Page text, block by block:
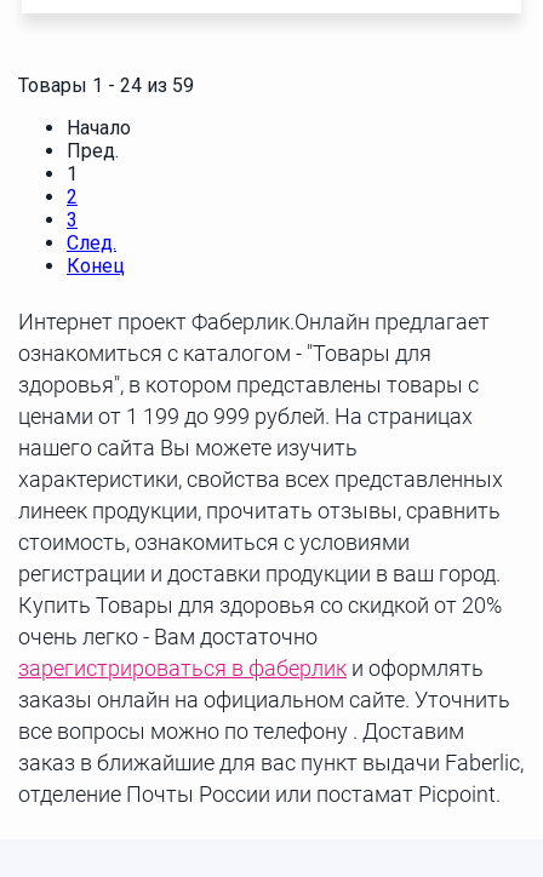
Товары 1 - 24 из 59
Начало
Пред.
1
2
3
След.
Конец
Интернет проект Фаберлик.Онлайн предлагает
ознакомиться с каталогом - "Товары для
здоровья", в котором представлены товары с
ценами от 1 199 до 999 рублей. На страницах
нашего сайта Вы можете изучить
характеристики, свойства всех представленных
линеек продукции, прочитать отзывы, сравнить
стоимость, ознакомиться с условиями
регистрации и доставки продукции в ваш город.
Купить Товары для здоровья со скидкой от 20%
очень легко - Вам достаточно
зарегистрироваться в фаберлик и оформлять
заказы онлайн на официальном сайте. Уточнить
все вопросы можно по телефону . Доставим
заказ в ближайшие для вас пункт выдачи Faberlic,
отделение Почты России или постамат Picpoint.